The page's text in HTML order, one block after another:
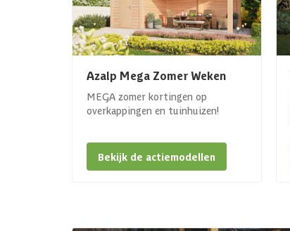
Azalp Mega Zomer Weken
MEGA zomer kortingen op
overkappingen en tuinhuizen!
Bekijk de actiemodellen